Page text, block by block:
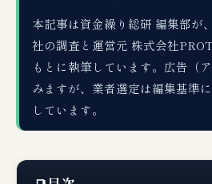
本記事は資金繰り総研 編集部が
社の調査と運営元 株式会社
もとに執筆しています。広告（
みますが、業者選定は編集基準
しています。